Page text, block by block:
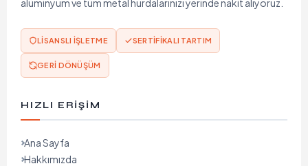
alüminyum ve tüm metal hurdalarınızı yerinde nakit alıyoruz.
LISANSLI İŞLETME SERTIFIKALI TARTIM
GERI DÖNÜŞÜM
HIZLI ERIŞIM
Ana Sayfa
Hakkımızda